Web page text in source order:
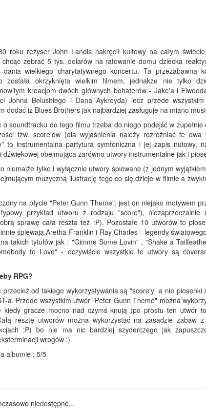
roku reżyser John Landis nakręcił kultowy na całym
chcąc zebrać 5 tys. dolarów na ratowanie domu dziecka
dania wielkiego charytatywnego koncertu. Ta przezabawna
została okrzyknięta wielkim filmem, jednakże nie tylko
kreacjom dwóch głównych bohaterów - Jake'a i
Johna Belushiego i Dana Aykroyda) lecz przede
dodać iż Blues Brothers jak najbardziej zasługuje na miano
o soundtracku do tego filmu trzeba do niego podejść w
tzw. score'ów (dla wyjaśnienia należy rozróżniać te
to instrumentalna partytura symfoniczna i jej zapis nutowy,
dźwiękowej obejmująca zarówno utwory instrumentalne jak i
niemalże tylko i wyłącznie utwory śpiewane (z jednym
muzyczną ilustrację tego co się dzieje w filmie a
na płycie "Peter Gunn Theme", jest on niejako motywem
przykład utworu z rodzaju "score"), niezaprzeczalnie
sprawę cała reszta też :P). Pozostałe 10 utworów to
śpiewają Aretha Franklin i Ray Charles - legendy
takich tytułów jak : "Gimme Some Lovin" , "Shake a
to Love" - oczywiście wszystkie te utwory są
RPG?
od takiego wykorzystywania są "score'y" a nie piosenki
a. Przede wszystkim utwór "Peter Gunn Theme" można
kiedy gracze mocno nad czymś knują (po prostu ten utwór
resztę utworów można wykorzystać na zasadzie zabaw
:P) bo nie ma nic bardziej szyderczego jak
wrogów :)
albumie : 5/5
niedostępne...